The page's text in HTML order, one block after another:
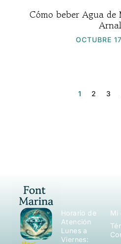
Cómo beber Agua
Arnal
OCTUBRE
1 2 3
Horario de
Atención
Lunes a
Viernes:
Mi